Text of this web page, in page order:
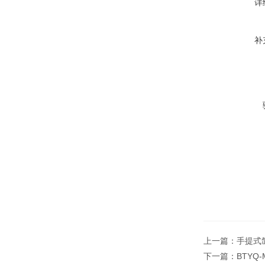
详
补
上一篇： 手提式
下一篇： BTYQ-